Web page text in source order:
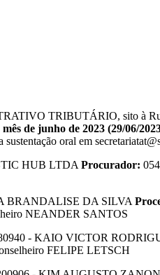
TRIBUTÁRIO, sito à Rua
mês de junho de 2023 (29/06/
oral em
HUB LTDA Procurador:
BRANDALISE DA SILVA
NEANDER SANTOS
- KAIO VICTOR
FELIPE LETSCH